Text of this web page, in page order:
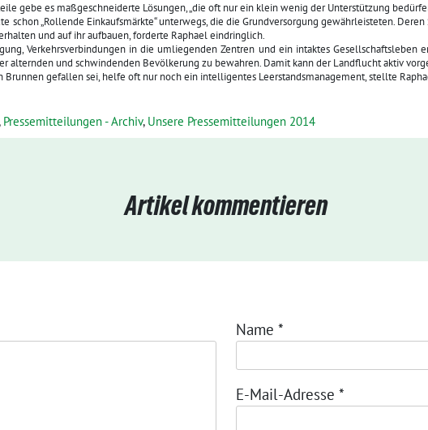
gebe es maßgeschneiderte Lösungen, „die oft nur ein klein wenig der Unterstützung
schon „Rollende Einkaufsmärkte“ unterwegs, die die Grundversorgung gewährleisteten.
und auf ihr aufbauen, forderte Raphael eindringlich.
Verkehrsverbindungen in die umliegenden Zentren und ein intaktes Gesellschaftsleben
alternden und schwindenden Bevölkerung zu bewahren. Damit kann der Landflucht aktiv
Brunnen gefallen sei, helfe oft nur noch ein intelligentes Leerstandsmanagement, stellte
Pressemitteilungen - Archiv, Unsere Pressemitteilungen 2014
Artikel kommentieren
Name *
E-Mail-Adresse *